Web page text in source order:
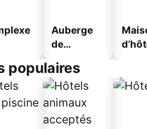
Auberge
de
populaires